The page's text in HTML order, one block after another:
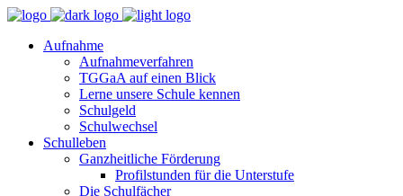
Aufnahme
Aufnahmeverfahren
TGGaA auf einen Blick
Lerne unsere Schule kennen
Schulgeld
Schulwechsel
Schulleben
Ganzheitliche Förderung
Profilstunden für die Unterstufe
Die Schulfächer